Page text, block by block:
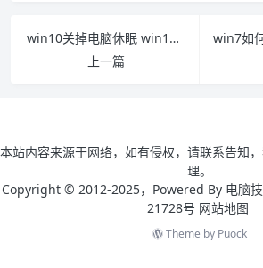
win10关掉电脑休眠 win10关闭电脑休眠
上一篇
本站内容来源于网络，如有侵权，请联系告知
理。
Copyright © 2012-2025，Powered By 电脑
21728号 网站地图
Theme by Puock